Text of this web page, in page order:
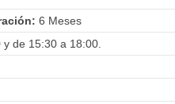
6 Meses
de 15:30 a 18:00.